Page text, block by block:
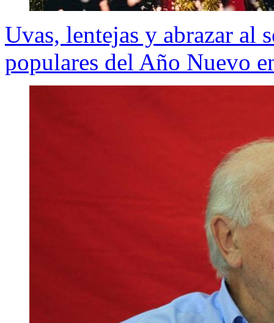
Uvas, lentejas y abrazar al
populares del Año Nuevo